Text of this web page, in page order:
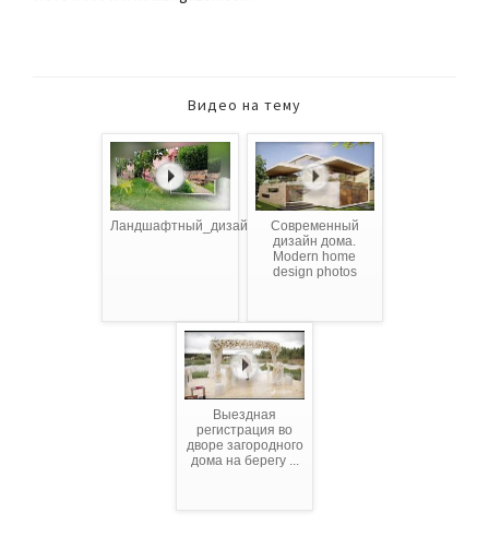
Видео на тему
Ландшафтный_дизайн_двораСовременный
дизайн дома.
Modern home
design photos
Выездная
регистрация во
дворе загородного
дома на берегу ...